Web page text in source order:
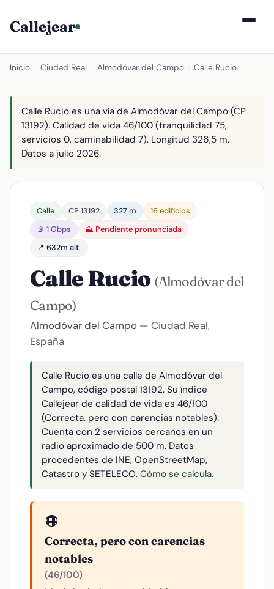
Callejear
Inicio Ciudad Real Almodóvar del Campo Calle Rucio
Calle Rucio es una vía de Almodóvar del Campo (CP
13192). Calidad de vida 46/100 (tranquilidad 75,
servicios 0, caminabilidad 7). Longitud 326,5 m.
Datos a julio 2026.
Calle CP 13192 327 m
16 edificios
📡 1 Gbps
⛰️ Pendiente pronunciada
📍 632m alt.
Calle Rucio (Almodóvar del
Campo)
Almodóvar del Campo — Ciudad Real,
España
Calle Rucio es una calle de Almodóvar del
Campo, código postal 13192. Su índice
Callejear de calidad de vida es 46/100
(Correcta, pero con carencias notables).
Cuenta con 2 servicios cercanos en un
radio aproximado de 500 m. Datos
procedentes de INE, OpenStreetMap,
Catastro y SETELECO. Cómo se calcula.
🟠
Correcta, pero con carencias
notables
(46/100)